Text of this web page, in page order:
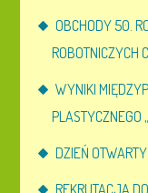
OBCHODY 50.
ROBOTNICZYCH
WYNIKI
PLASTYCZNEGO
DZIEŃ